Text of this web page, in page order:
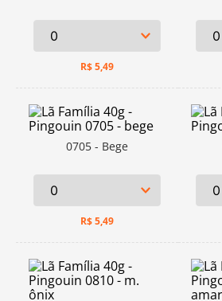
R$5,49
0705 - Bege
R$5,49